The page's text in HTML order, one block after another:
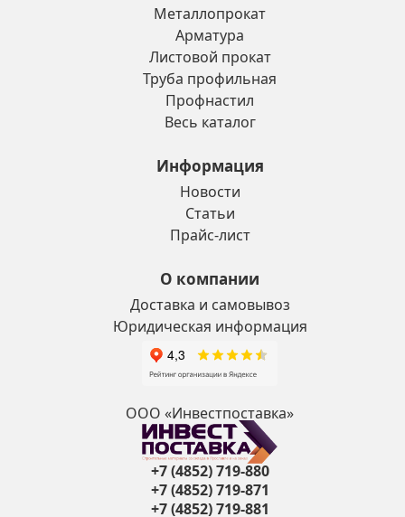
Металлопрокат
Арматура
Листовой прокат
Труба профильная
Профнастил
Весь каталог
Информация
Новости
Статьи
Прайс-лист
О компании
Доставка и самовывоз
Юридическая информация
ООО «Инвестпоставка»
+7 (4852) 719-880
+7 (4852) 719-871
+7 (4852) 719-881